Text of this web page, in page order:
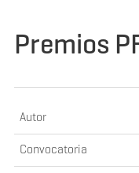
Premios
Autor
Convocatoria